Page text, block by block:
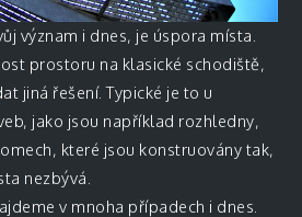
význam i dnes, je úspora místa.
prostoru na klasické schodiště,
jiná řešení. Typické je to u
jako jsou například rozhledny,
které jsou konstruovány tak,
nezbývá.
v mnoha případech i dnes.